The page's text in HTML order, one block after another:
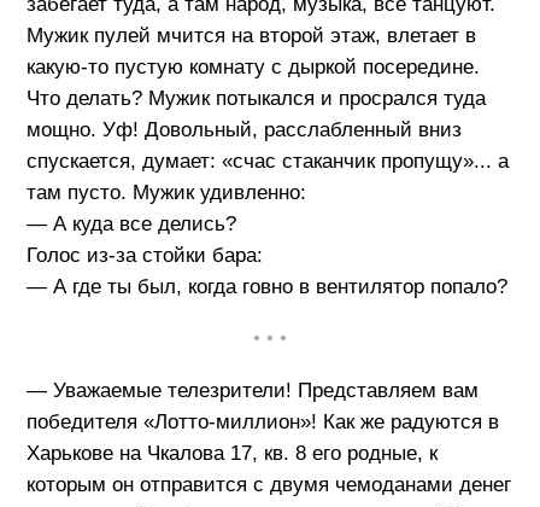
Мужик пулей мчится на второй этаж, влетает в
какую-то пустую комнату с дыркой посередине.
Что делать? Мужик потыкался и просрался туда
мощно. Уф! Довольный, расслабленный вниз
спускается, думает: «счас стаканчик пропущу»... а
там пусто. Мужик удивленно:
— А куда все делись?
Голос из-за стойки бара:
— А где ты был, когда говно в вентилятор попало?
• • •
— Уважаемые телезрители! Представляем вам
победителя «Лотто-миллион»! Как же радуются в
Харькове на Чкалова 17, кв. 8 его родные, к
которым он отправится с двумя чемоданами денег